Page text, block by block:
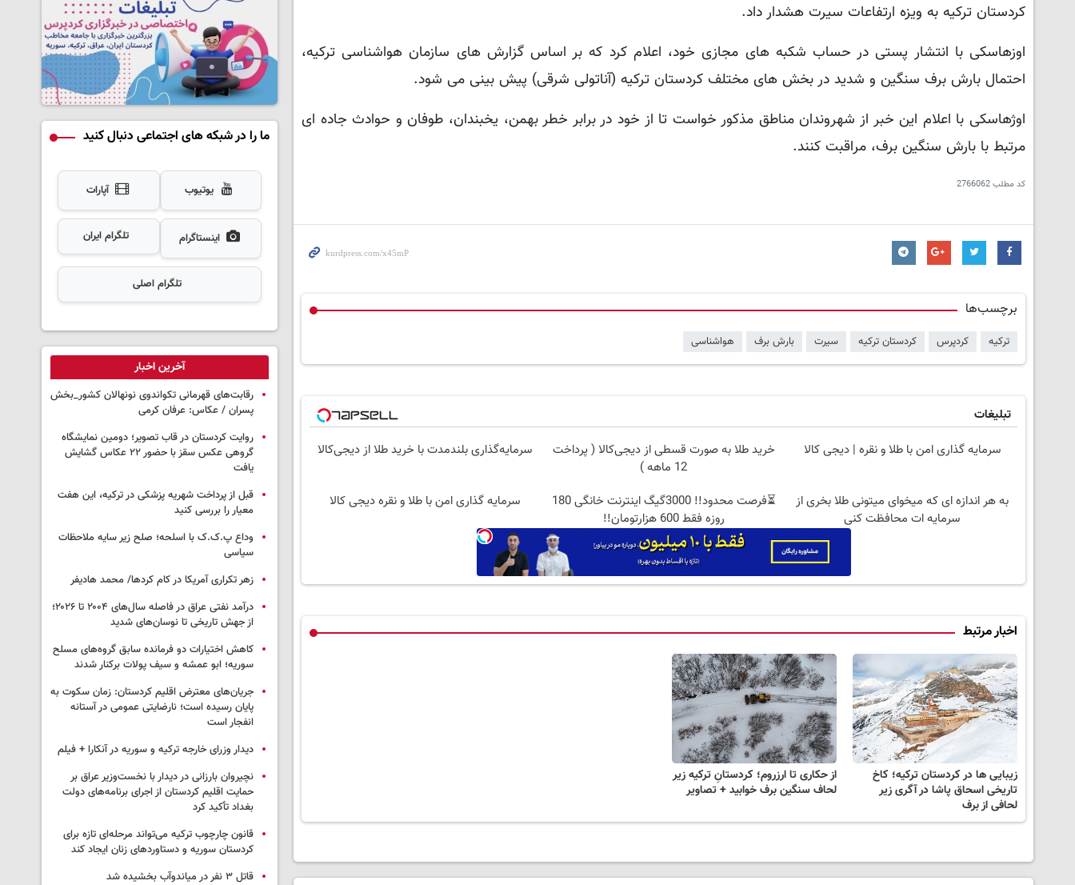
کردستان ترکیه به ویزه ارتفاعات سیرت هشدار داد.
اوزهاسکی با انتشار پستی در حساب شکبه های مجازی خود، اعلام کرد که بر اساس گزارش های سازمان هواشناسی ترکیه،
احتمال بارش برف سنگین و شدید در بخش های مختلف کردستان ترکیه (آناتولی شرقی) پیش بینی می شود.
اوژهاسکی با اعلام این خبر از شهروندان مناطق مذکور خواست تا از خود در برابر خطر بهمن، یخبندان، طوفان و حوادث جاده ای
مرتبط با بارش سنگین برف، مراقبت کنند.
کد مطلب2766062
برچسب‌ها
ترکیه کردپرس کردستان ترکیه سیرت بارش برف هواشناسی
تبلیغات
سرمایه گذاری امن با طلا و نقره | دیجی کالا
خرید طلا به صورت قسطی از دیجی‌کالا ( پرداخت
12 ماهه )
سرمایه‌گذاری بلندمدت با خرید طلا از دیجی‌کالا
به هر اندازه ای که میخوای میتونی طلا بخری از
سرمایه ات محافظت کنی
⏳فرصت محدود!! 3000گیگ اینترنت خانگی 180
روزه فقط 600 هزارتومان!!
سرمایه گذاری امن با طلا و نقره دیجی کالا
اخبار مرتبط
زیبایی ها در کردستان ترکیه؛ کاخ
تاریخی اسحاق پاشا در آگری زیر
لحافی از برف
از حکاری تا ارزروم؛ کردستانِ ترکیه زیر
لحاف سنگین برف خوابید + تصاویر
ما را در شبکه های اجتماعی دنبال کنید
یوتیوب آپارات
اینستاگرام تلگرام ایران
تلگرام اصلی
آخرین اخبار
رقابت‌های قهرمانی تکواندوی نونهالان کشور_بخش
پسران / عکاس: عرفان کرمی
روایت کردستان در قاب تصویر؛ دومین نمایشگاه
گروهی عکس سقز با حضور ۲۲ عکاس گشایش
یافت
قبل از پرداخت شهریه پزشکی در ترکیه، این هفت
معیار را بررسی کنید
وداع پ.ک.ک با اسلحه؛ صلح زیر سایه ملاحظات
سیاسی
زهر تکراری آمریکا در کام کردها/ محمد هادیفر
درآمد نفتی عراق در فاصله سال‌های ۲۰۰۴ تا ۲۰۲۶؛
از جهش تاریخی تا نوسان‌های شدید
کاهش اختیارات دو فرمانده سابق گروه‌های مسلح
سوریه؛ ابو عمشه و سیف پولات برکنار شدند
جریان‌های معترض اقلیم کردستان: زمان سکوت به
پایان رسیده است؛ نارضایتی عمومی در آستانه
انفجار است
دیدار وزرای خارجه ترکیه و سوریه در آنکارا + فیلم
نچیروان بارزانی در دیدار با نخست‌وزیر عراق بر
حمایت اقلیم کردستان از اجرای برنامه‌های دولت
بغداد تأکید کرد
قانون چارچوب ترکیه می‌تواند مرحله‌ای تازه برای
کردستان سوریه و دستاوردهای زنان ایجاد کند
قاتل ٣ نفر در میاندوآب بخشیده شد